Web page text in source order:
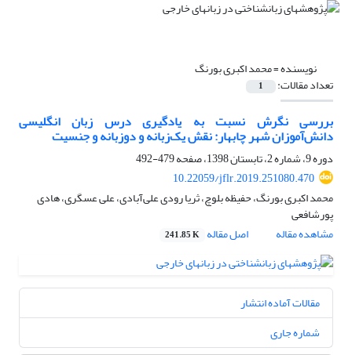
نویسنده =محمد اکبری بورنگ
تعداد مقالات: 1
بررسی نگرش نسبت به یادگیری درس زبان انگلیسی
دانش‌آموزان شهر چابهار: نقش یک‌زبانه و دوزبانه و جنسیت
دوره 9، شماره 2، تابستان 1398، صفحه
479-492
10.22059/jflr.2019.251080.470
محمد اکبری بورنگ، حفیظه بلوچ، ثریا رودی علی‌آبادی، علی عسگری، هادی
پورشافعی
مشاهده مقاله
اصل مقاله 241.85 K
مقالات آماده انتشار
شماره جاری